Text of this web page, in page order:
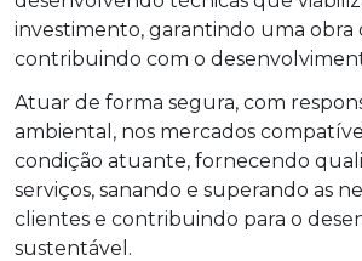
investimento, garantindo uma obra
contribuindo com o
Atuar de forma segura, com
ambiental, nos mercados
condição atuante, fornecendo
serviços, sanando e superando as
clientes e contribuindo para o
sustentável.